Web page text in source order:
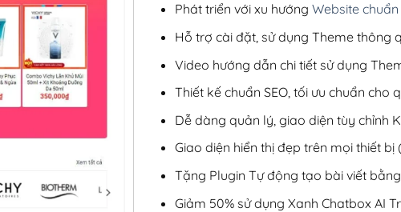
Phát triển với xu hướng Website
Hỗ trợ cài đặt, sử dụng Theme thông
Video hướng dẫn chi tiết sử dụng
Thiết kế chuẩn SEO, tối ưu chuẩn cho
Dễ dàng quản lý, giao diện tùy chỉnh
Giao diện hiển thị đẹp trên mọi thiết bị
Tặng Plugin Tự động tạo bài viết
Giảm 50% sử dụng Xanh Chatbox AI